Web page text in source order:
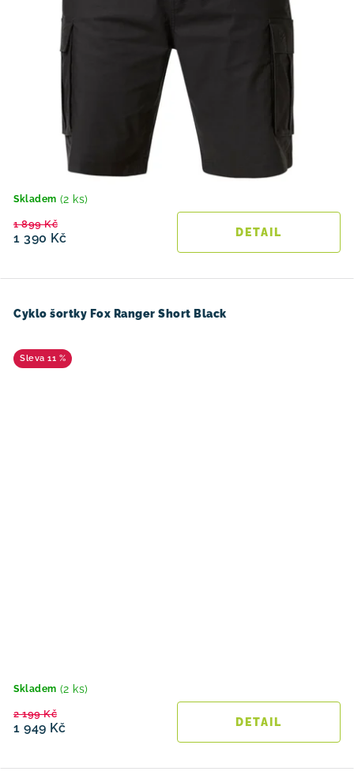
Skladem (2 ks)
1 390 Kč
1 899 Kč
Cyklo šortky Fox Ranger Short Black
11 %
Skladem (2 ks)
1 949 Kč
2 199 Kč